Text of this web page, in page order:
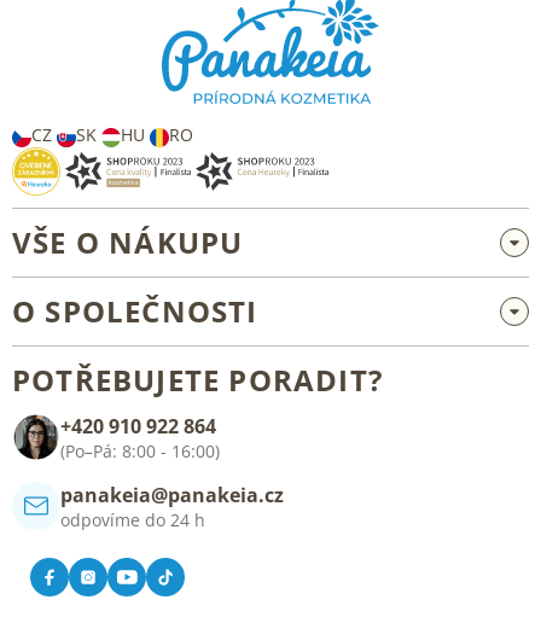
CZ SK HU RO
VŠE O NÁKUPU
Velkoobchod a spolupráce
Všeobecné obchodní podmínky
O SPOLEČNOSTI
Kontakt
POTŘEBUJETE PORADIT?
+420 910 922 864
(Po–Pá: 8:00 - 16:00)
panakeia@panakeia.cz
odpovíme do 24 h